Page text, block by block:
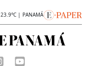
23.9°C | PANAMÁ